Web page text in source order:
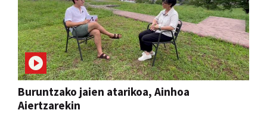
Buruntzako jaien atarikoa, Ainhoa
Aiertzarekin